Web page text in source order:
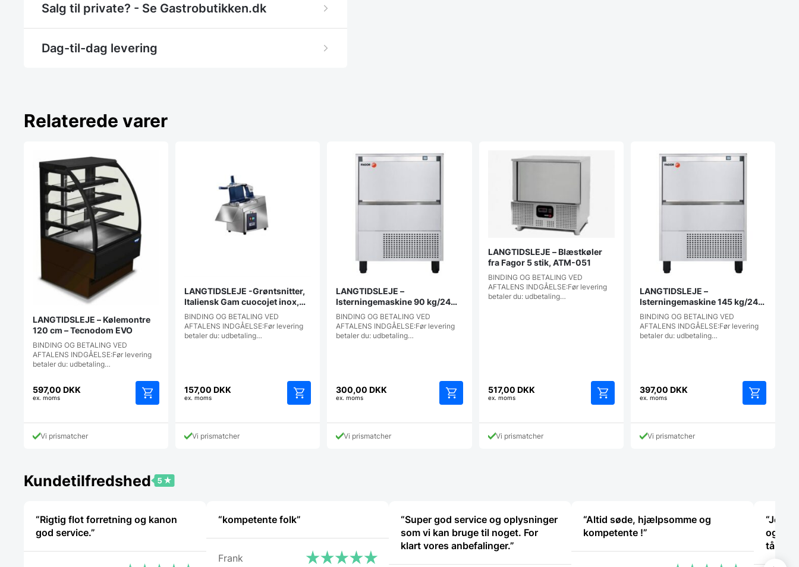
Salg til private? - Se Gastrobutikken.dk
Dag-til-dag levering
Relaterede varer
LANGTIDSLEJE – Kølemontre
120 cm – Tecnodom EVO
BINDING OG BETALING VED
AFTALENS INDGÅELSE:Før levering
betaler du: udbetaling…
597,00 DKK
ex. moms
Vi prismatcher
LANGTIDSLEJE -Grøntsnitter,
Italiensk Gam cuocojet inox,
Pålidelig og kraftig
BINDING OG BETALING VED
AFTALENS INDGÅELSE:Før levering
betaler du: udbetaling…
157,00DKK
ex. moms
Vi prismatcher
LANGTIDSLEJE –
Isterningemaskine 90 kg/24
timer, Fagor EFICE
BINDING OG BETALING VED
AFTALENS INDGÅELSE:Før levering
betaler du: udbetaling…
300,00DKK
ex. moms
Vi prismatcher
LANGTIDSLEJE – Blæstkøler
fra Fagor 5 stik, ATM-051
BINDING OG BETALING VED
AFTALENS INDGÅELSE:Før levering
betaler du: udbetaling…
517,00 DKK
ex. moms
Vi prismatcher
LANGTIDSLEJE –
Isterningemaskine 145 kg/24
timer, Fagor EFICE
BINDING OG BETALING VED
AFTALENS INDGÅELSE:Før levering
betaler du: udbetaling…
397,00 DKK
ex. moms
Vi prismatcher
Kundetilfredshed
“Rigtig flot forretning og kanon
god service.”
“kompetente folk”
Frank
“Super god service og oplysninger
som vi kan bruge til noget. For
klart vores anbefalinger.”
“Altid søde, hjælpsomme og
kompetente !”
“Jeg
og der